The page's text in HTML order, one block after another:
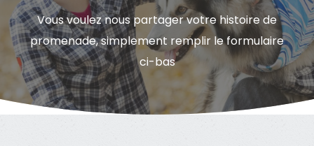
Vous voulez nous partager votre histoire de
promenade, simplement remplir le formulaire
ci-bas